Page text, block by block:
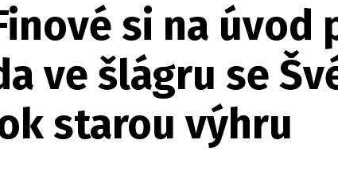
si na úvod
ve šlágru se
starou výhru